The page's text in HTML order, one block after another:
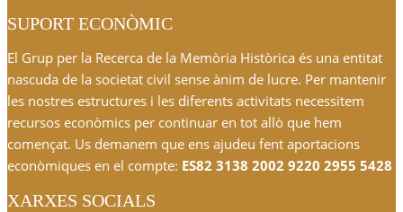
SUPORT ECONÒMIC
El Grup per la Recerca de la Memòria Històrica és una entitat
nascuda de la societat civil sense ànim de lucre. Per mantenir
les nostres estructures i les diferents activitats necessitem
recursos econòmics per continuar en tot allò que hem
començat. Us demanem que ens ajudeu fent aportacions
econòmiques en el compte: ES82 3138 2002 9220 2955 5428
XARXES SOCIALS